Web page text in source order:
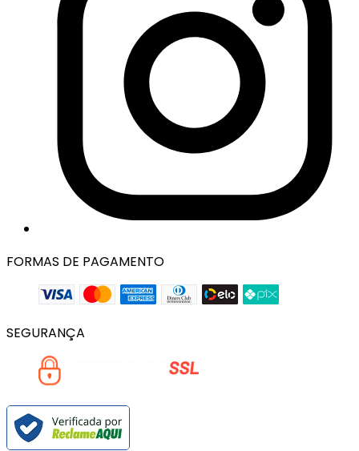
FORMAS DE PAGAMENTO
SEGURANÇA